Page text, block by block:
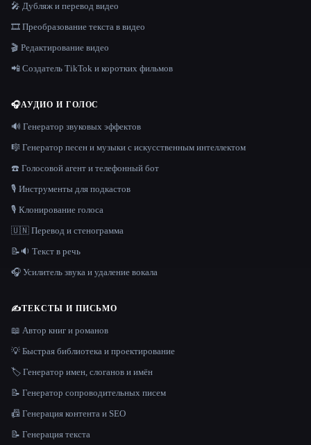
🎤 Дубляж и перевод видео
🎞️ Преобразование текста в видео
🎬 Редактирование видео
📲 Создатель TikTok и коротких фильмов
🎧АУДИО И ГОЛОС
🔊 Генератор звуковых эффектов
🎼 Генератор песен и музыки с искусственным интеллектом
☎️ Голосовой агент и телефонный бот
🎙️ Инструменты для подкастов
🎙️ Клонирование голоса
🇺🇳 Перевод и стенограмма
📝🔉 Текст в речь
🎧 Усилитель звука и удаление вокала
✍️ТЕКСТЫ И ПИСЬМО
📖 Автор книг и романов
💡 Быстрая библиотека и проектирование
🏷️ Генератор имен, слоганов и имён
📝 Генератор сопроводительных писем
📠 Генерация контента и SEO
📝 Генерация текста